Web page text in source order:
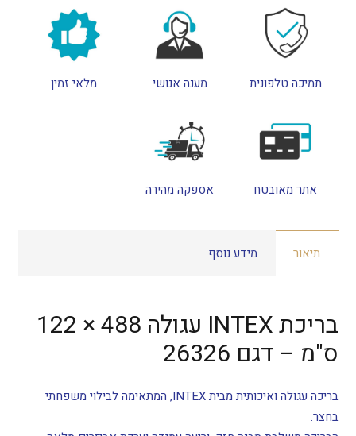
תמיכה טלפונית מענה אנושי מלאי זמין
אתר מאובטח אספקה מהירה
תיאור מידע נוסף
בריכת INTEX עגולה 488 × 122
ס"מ – דגם 26326
בריכה עגולה ואיכותית מבית INTEX, המתאימה לבילוי משפחתי
בחצר.